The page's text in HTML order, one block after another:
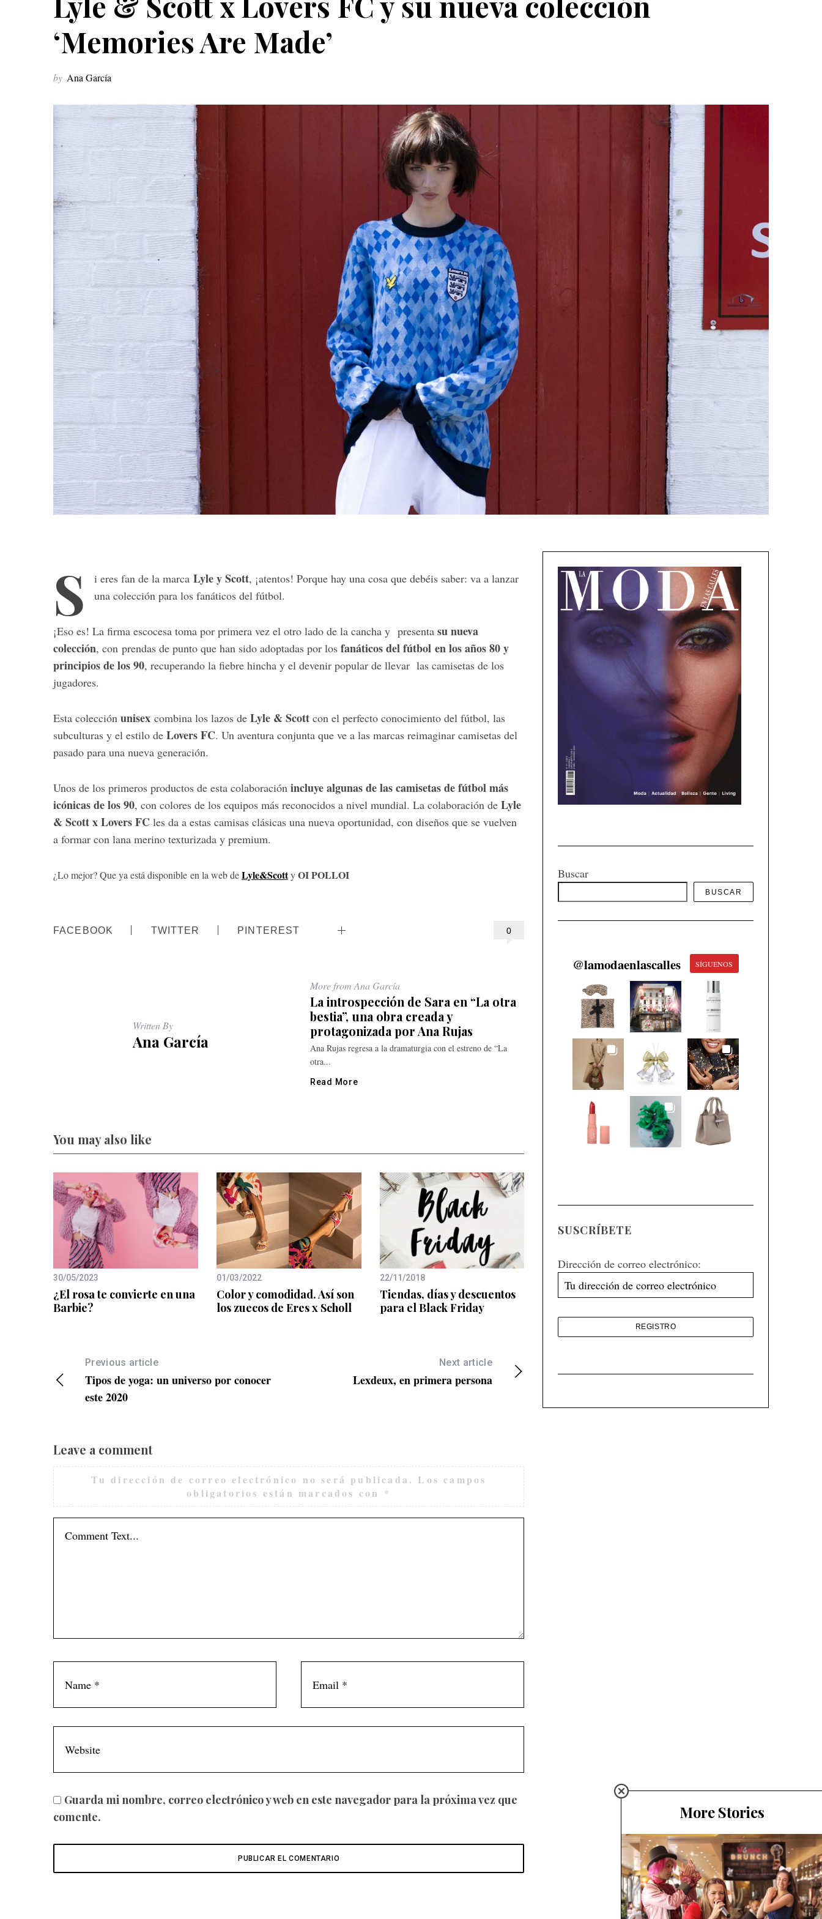
‘Memories Are Made’
by Ana García
S i eres fan de la marca Lyle y Scott, ¡atentos! Porque hay una cosa que debéis saber: va a lanzar
una colección para los fanáticos del fútbol.
¡Eso es! La firma escocesa toma por primera vez el otro lado de la cancha y presenta su nueva
colección, con prendas de punto que han sido adoptadas por los fanáticos del fútbol en los años 80 y
principios de los 90, recuperando la fiebre hincha y el devenir popular de llevar las camisetas de los
jugadores.
Esta colección unisex combina los lazos de Lyle & Scott con el perfecto conocimiento del fútbol, ​​las
subculturas y el estilo de Lovers FC. Un aventura conjunta que ve a las marcas reimaginar camisetas del
pasado para una nueva generación.
Unos de los primeros productos de esta colaboración incluye algunas de las camisetas de fútbol más
icónicas de los 90, con colores de los equipos más reconocidos a nivel mundial. La colaboración de Lyle
& Scott x Lovers FC les da a estas camisas clásicas una nueva oportunidad, con diseños que se vuelven
a formar con lana merino texturizada y premium.
¿Lo mejor? Que ya está disponible en la web deLyle&ScottyOI POLLOI
0
FACEBOOK TWITTER PINTEREST
Written By
Ana García
More from Ana García
La introspección de Sara en “La otra
bestia”, una obra creada y
protagonizada por Ana Rujas
Ana Rujas regresa a la dramaturgia con el estreno de “La
otra...
Read More
You may also like
30/05/2023
¿El rosa te convierte en una
Barbie?
01/03/2022
Color y comodidad. Así son
los zuecos de Eres x Scholl
22/11/2018
Tiendas, días y descuentos
para el Black Friday
Previous article
Tipos de yoga: un universo por conocer
este 2020
Next article
Lexdeux, en primera persona
Leave a comment
Tu dirección de correo electrónico no será publicada. Los campos
obligatorios están marcados con *
Guarda mi nombre, correo electrónico y web en este navegador para la próxima vez que
comente.
Buscar
BUSCAR
@lamodaenlascalles SÍGUENOS
SUSCRÍBETE
Dirección de correo electrónico:
More Stories
e
a
f
o
r